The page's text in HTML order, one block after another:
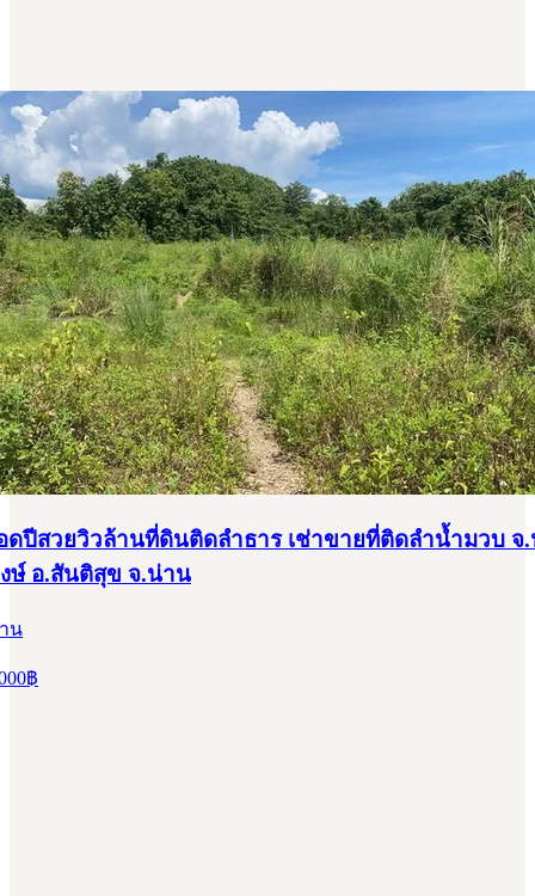
ปีสวยวิวล้านที่ดินติดลำธาร เช่าขายที่ติดลำน้ำมวบ จ.
ษ์ อ.สันติสุข จ.น่าน
น
฿